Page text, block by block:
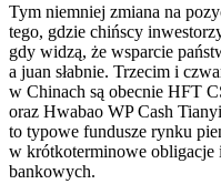
Tym niemniej zmiana na
tego, gdzie chińscy
gdy widzą, że wsparcie
a juan słabnie. Trzecim i
w Chinach są obecnie HFT
oraz Hwabao WP Cash
to typowe fundusze rynku
w krótkoterminowe obligacje
bankowych.